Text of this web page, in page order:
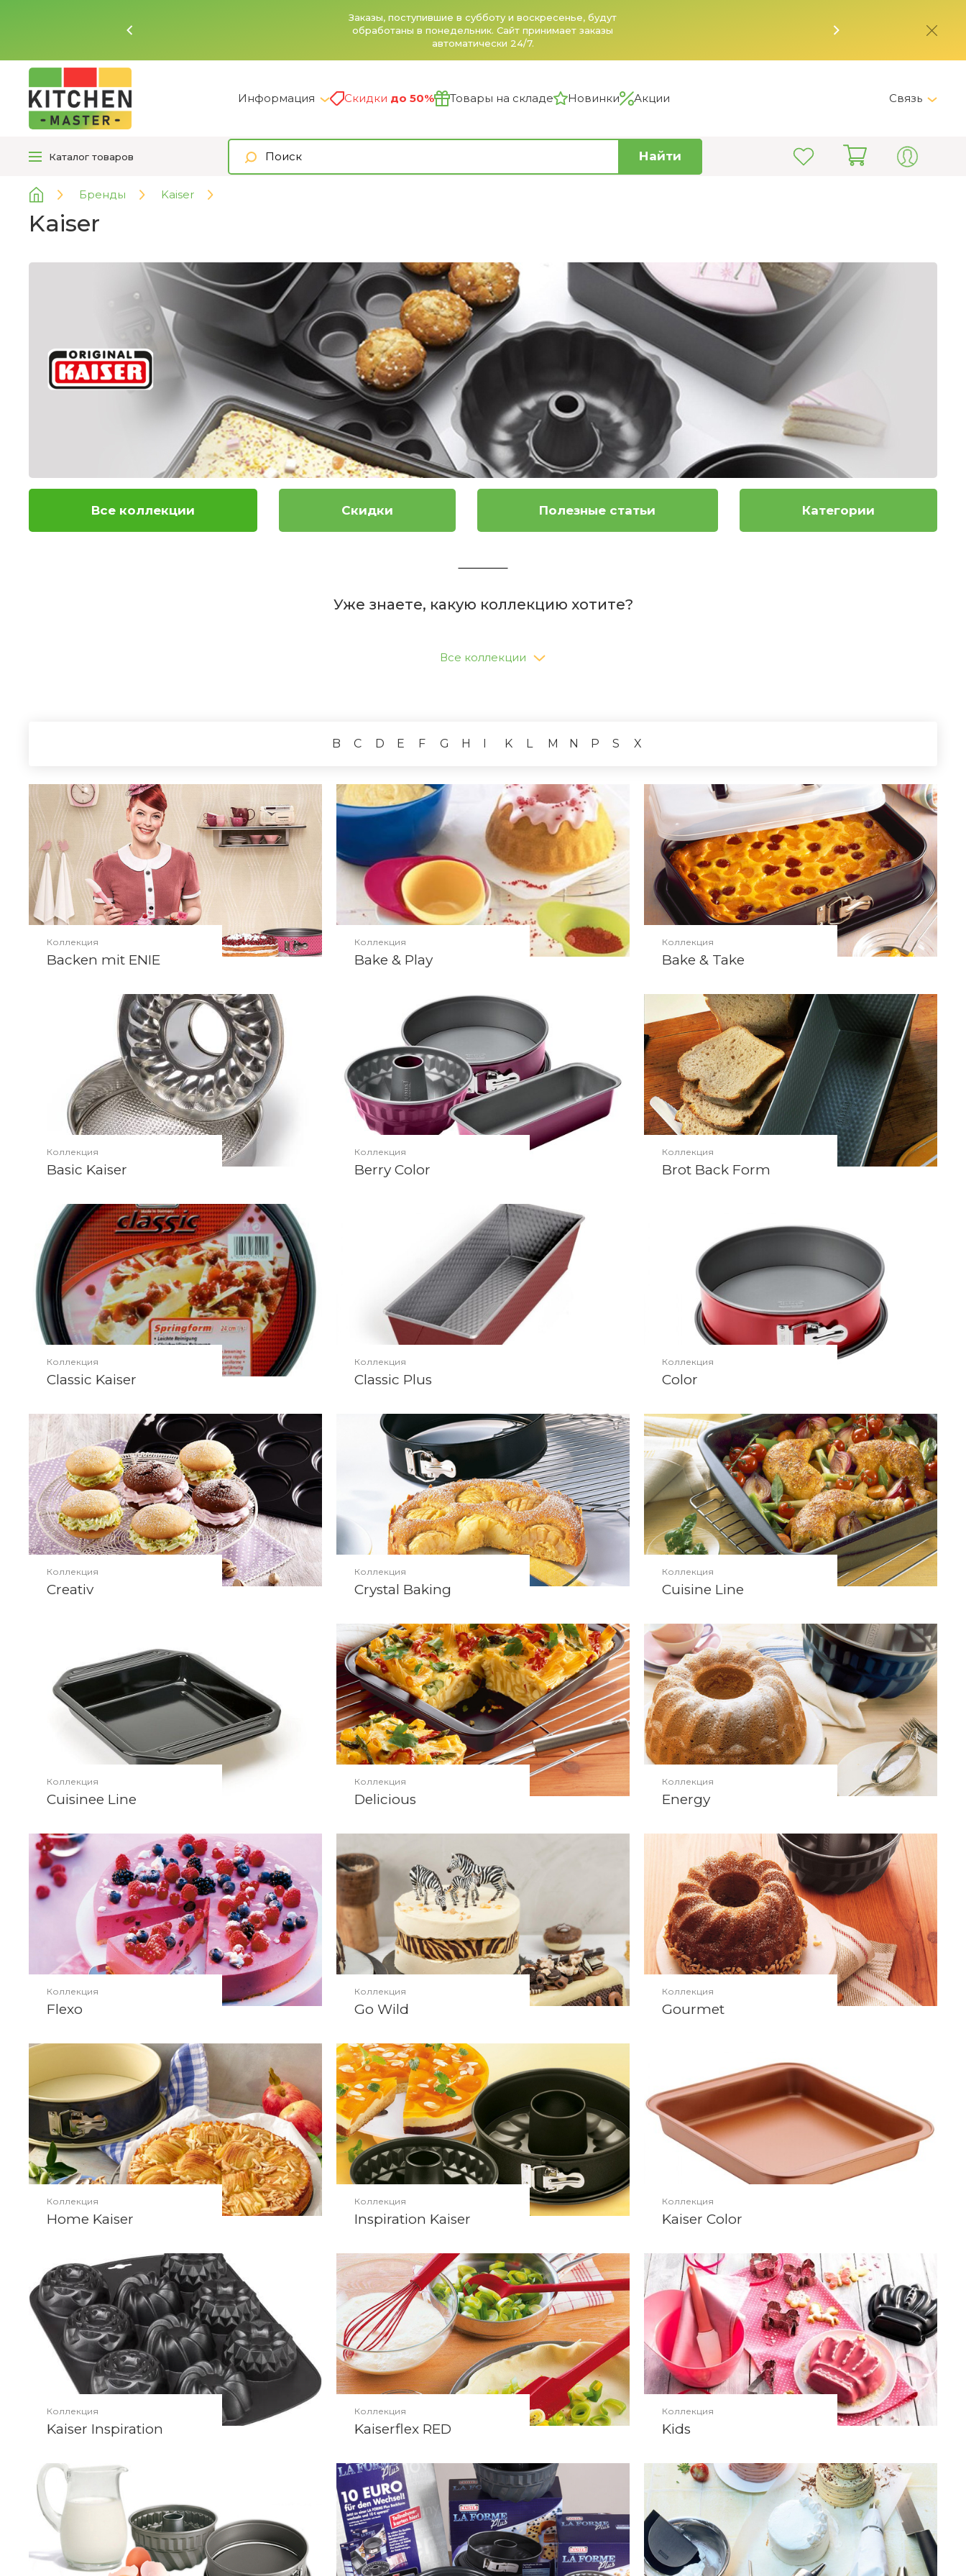
Заказы, поступившие в субботу и воскресенье, будут
обработаны в понедельник. Сайт принимает заказы
автоматически 24/7.
Информация Скидки до 50% Товары на складе Новинки Акции Связь
+7 (495) 150-82-28
Каталог товаров Найти
Бренды Kaiser
Kaiser
Все коллекции Скидки Полезные статьи Категории
Уже знаете, какую коллекцию хотите?
Все коллекции
B C D E F G H I K L M N P S X
Коллекция
Backen mit ENIE
Коллекция
Bake & Play
Коллекция
Bake & Take
Коллекция
Basic Kaiser
Коллекция
Berry Color
Коллекция
Brot Back Form
Коллекция
Classic Kaiser
Коллекция
Classic Plus
Коллекция
Color
Коллекция
Creativ
Коллекция
Crystal Baking
Коллекция
Cuisine Line
Коллекция
Cuisinee Line
Коллекция
Delicious
Коллекция
Energy
Коллекция
Flexo
Коллекция
Go Wild
Коллекция
Gourmet
Коллекция
Home Kaiser
Коллекция
Inspiration Kaiser
Коллекция
Kaiser Color
Коллекция
Kaiser Inspiration
Коллекция
Kaiserflex RED
Коллекция
Kids